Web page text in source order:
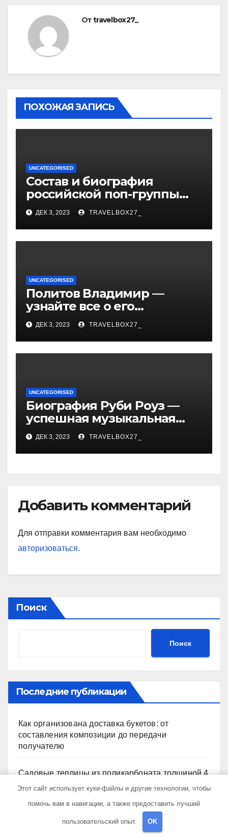
Отtravelbox27_
ПОХОЖАЯ ЗАПИСЬ
UNCATEGORISED
Состав и биография
российской поп-группы
«Иванушки интернешнл»
— история успеха, музыка
и судьбы участников
ДЕК 3, 2023 TRAVELBOX27_
UNCATEGORISED
Политов Владимир —
узнайте все о его
биографии, возрасте и
впечатляющих
достижениях!
ДЕК 3, 2023 TRAVELBOX27_
UNCATEGORISED
Биография Руби Роуз —
успешная музыкальная
карьера, личная жизнь и
знаковые достижения
ДЕК 3, 2023 TRAVELBOX27_
Добавить комментарий
Для отправки комментария вам необходимо
авторизоваться.
Поиск
Поиск
Последние публикации
Как организована доставка букетов: от
составления композиции до передачи
получателю
Садовые теплицы из поликарбоната толщиной 4
и 6 мм
В каких случаях требуется выезд нарколога к
Этот сайт использует куки-файлы и другие технологии, чтобы
помочь вам в навигации, а также предоставить лучший
пользовательский опыт. OK